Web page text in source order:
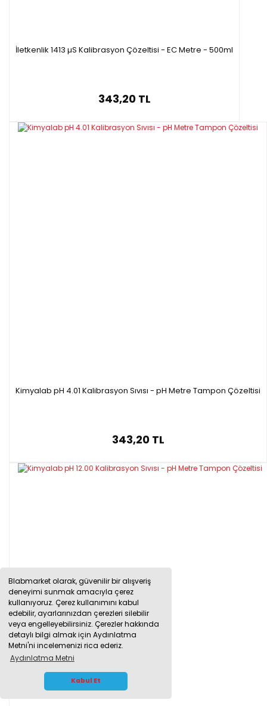
Blabmarket olarak, güvenilir bir alışveriş
deneyimi sunmak amacıyla çerez
kullanıyoruz. Çerez kullanımını kabul
edebilir, ayarlarınızdan çerezleri silebilir
veya engelleyebilirsiniz. Çerezler hakkında
detaylı bilgi almak için Aydınlatma
Metni'ni incelemenizi rica ederiz.
Aydınlatma Metni
Kabul Et
İletkenlik 1413 µS Kalibrasyon Çözeltisi - EC Metre - 500ml
343,20 TL
Kimyalab pH 4.01 Kalibrasyon Sıvısı - pH Metre Tampon Çözeltisi
343,20 TL
WHATSAPP İLETİŞİM